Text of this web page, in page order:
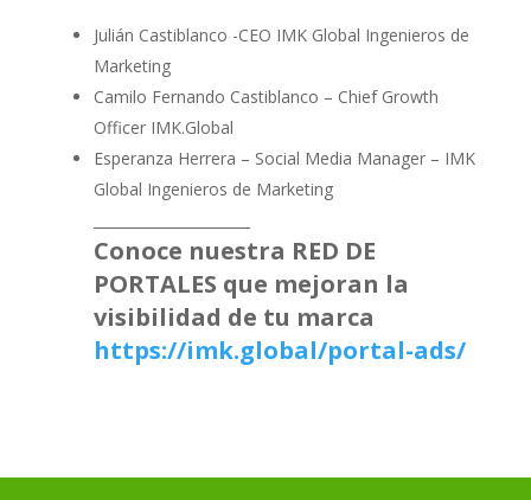
Julián Castiblanco -CEO IMK Global Ingenieros de
Marketing
Camilo Fernando Castiblanco – Chief Growth
Officer IMK.Global
Esperanza Herrera – Social Media Manager – IMK
Global Ingenieros de Marketing
Conoce nuestra RED DE
PORTALES que mejoran la
visibilidad de tu marca
https://imk.global/portal-ads/